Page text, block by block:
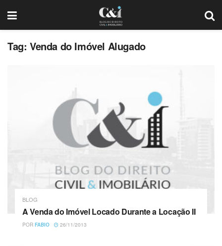
Tag: Venda do Imóvel Alugado
BLOG
A Venda do Imóvel Locado Durante a Locação II
POR FABIO 26/11/2013